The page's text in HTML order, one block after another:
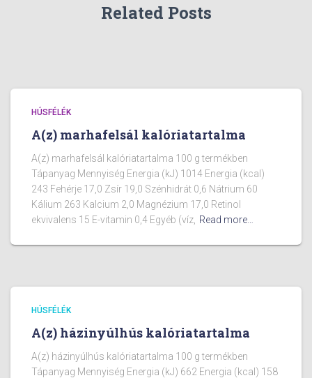
Related Posts
HÚSFÉLÉK
A(z) marhafelsál kalóriatartalma
A(z) marhafelsál kalóriatartalma 100 g termékben
Tápanyag Mennyiség Energia (kJ) 1014 Energia (kcal)
243 Fehérje 17,0 Zsír 19,0 Szénhidrát 0,6 Nátrium 60
Kálium 263 Kalcium 2,0 Magnézium 17,0 Retinol
ekvivalens 15 E-vitamin 0,4 Egyéb (víz, Read more…
HÚSFÉLÉK
A(z) házinyúlhús kalóriatartalma
A(z) házinyúlhús kalóriatartalma 100 g termékben
Tápanyag Mennyiség Energia (kJ) 662 Energia (kcal) 158